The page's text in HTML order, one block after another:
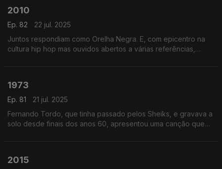
2010
Ep. 82
22 jul. 2025
Juntos respondiam como Orelha Negra. E, com epicentro na
cultura hip hop mas ouvidos abertos a várias referências,
1973
Ep. 81
21 jul. 2025
Fernando Tordo, que tinha passado pelos Sheiks, e gravava a
solo desde finais dos anos 60, apresentou uma canção que
2015